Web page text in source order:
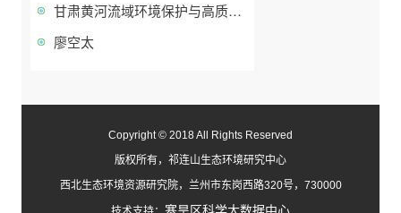
甘肃黄河流域环境保护与高质量发展座谈会召开
廖空太
Copyright © 2018 All Rights Reserved
版权所有，祁连山生态环境研究中心
西北生态环境资源研究院，兰州市东岗西路320号，730000